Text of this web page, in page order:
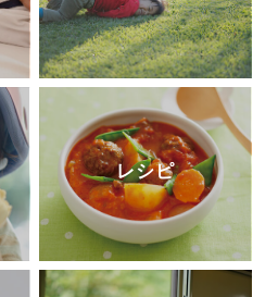
レシピ